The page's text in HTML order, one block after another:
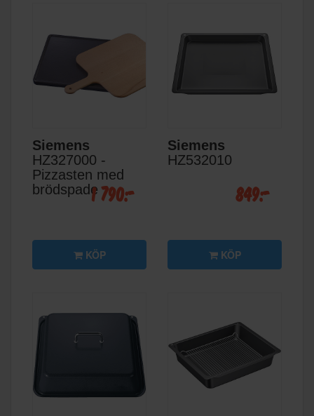
Siemens
HZ327000 -
Pizzasten med
brödspade1 790:-
KÖP
Siemens
HZ532010
849:-
KÖP